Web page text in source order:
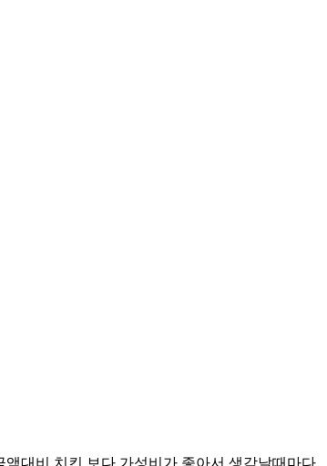
대비 치킨 보다 가성비가 좋아서 생각날때마다